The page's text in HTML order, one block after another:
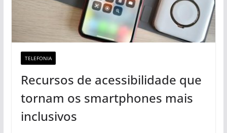
TELEFONIA
Recursos de acessibilidade que
tornam os smartphones mais
inclusivos